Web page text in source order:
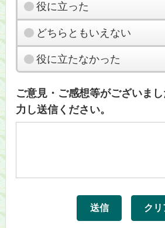
役に立った
どちらともいえない
役に立たなかった
ご意見・ご感想等がございま
力し送信ください。